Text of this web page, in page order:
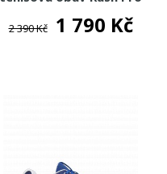
2 390 Kč 1 790 Kč